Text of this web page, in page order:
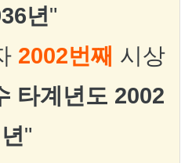
년"
2002번째 시상
타계년도 2002
년"